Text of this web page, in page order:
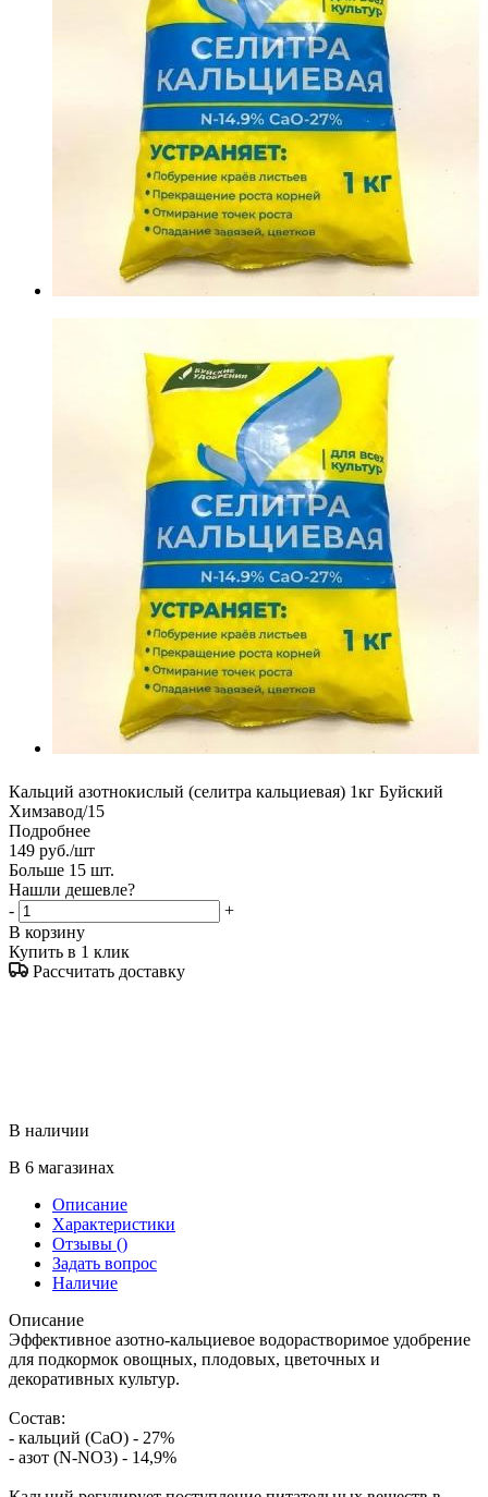
Кальций азотнокислый (селитра кальциевая) 1кг Буйский
Химзавод/15
Подробнее
149 руб./шт
Больше 15 шт.
Нашли дешевле?
-
+
В корзину
Купить в 1 клик
Рассчитать доставку
В наличии
В 6 магазинах
Описание
Характеристики
Отзывы ()
Задать вопрос
Наличие
Описание
Эффективное азотно-кальциевое водорастворимое удобрение
для подкормок овощных, плодовых, цветочных и
декоративных культур.
Состав:
- кальций (СаO) - 27%
- азот (N-NO3) - 14,9%